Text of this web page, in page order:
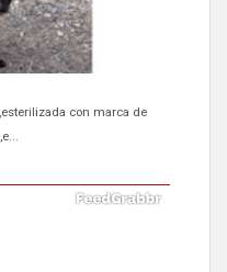
con marca de